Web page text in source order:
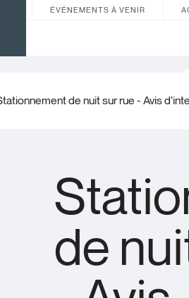
ÉVÉNEMENTS À VENIR
de nuit sur rue - Avis
de